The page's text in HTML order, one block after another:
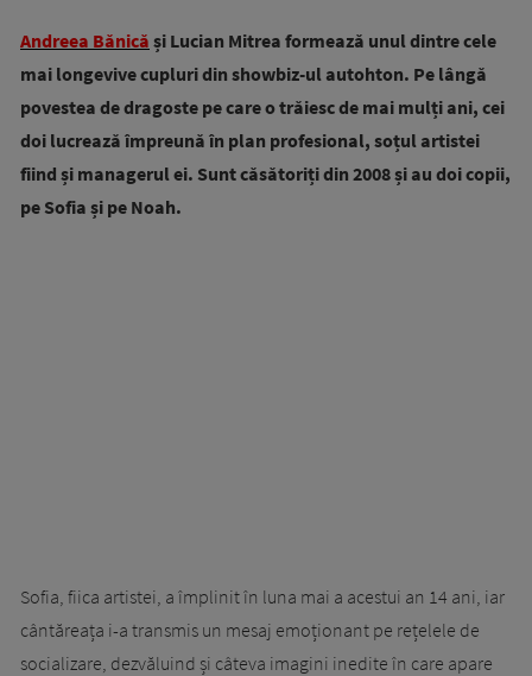
Andreea Bănică și Lucian Mitrea formează unul dintre cele
mai longevive cupluri din showbiz-ul autohton. Pe lângă
povestea de dragoste pe care o trăiesc de mai mulți ani, cei
doi lucrează împreună în plan profesional, soțul artistei
fiind și managerul ei. Sunt căsătoriți din 2008 și au doi copii,
pe Sofia și pe Noah.
Sofia, fiica artistei, a împlinit în luna mai a acestui an 14 ani, iar
cântăreața i-a transmis un mesaj emoționant pe rețelele de
socializare, dezvăluind și câteva imagini inedite în care apare